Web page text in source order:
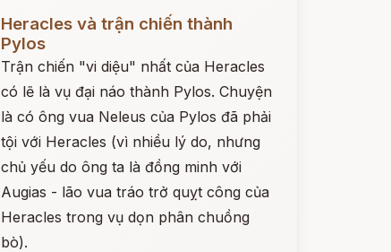
Heracles và trận chiến thành
Pylos
Trận chiến "vi diệu" nhất của Heracles
có lẽ là vụ đại náo thành Pylos. Chuyện
là có ông vua Neleus của Pylos đã phải
tội với Heracles (vì nhiều lý do, nhưng
chủ yếu do ông ta là đồng minh với
Augias - lão vua tráo trở quỵt công của
Heracles trong vụ dọn phân chuồng
bò).